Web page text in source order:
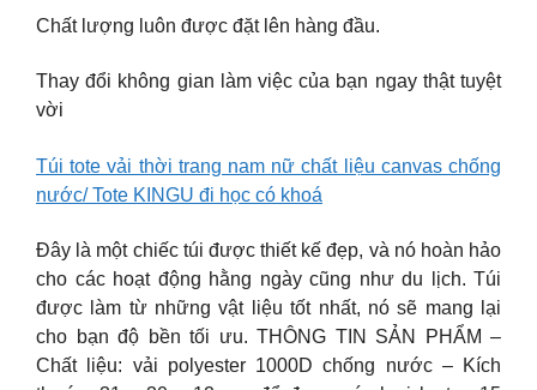
Chất lượng luôn được đặt lên hàng đầu.
Thay đổi không gian làm việc của bạn ngay thật tuyệt
vời
Túi tote vải thời trang nam nữ chất liệu canvas chống
nước/ Tote KINGU đi học có khoá
Đây là một chiếc túi được thiết kế đẹp, và nó hoàn hảo
cho các hoạt động hằng ngày cũng như du lịch. Túi
được làm từ những vật liệu tốt nhất, nó sẽ mang lại
cho bạn độ bền tối ưu. THÔNG TIN SẢN PHẨM –
Chất liệu: vải polyester 1000D chống nước – Kích